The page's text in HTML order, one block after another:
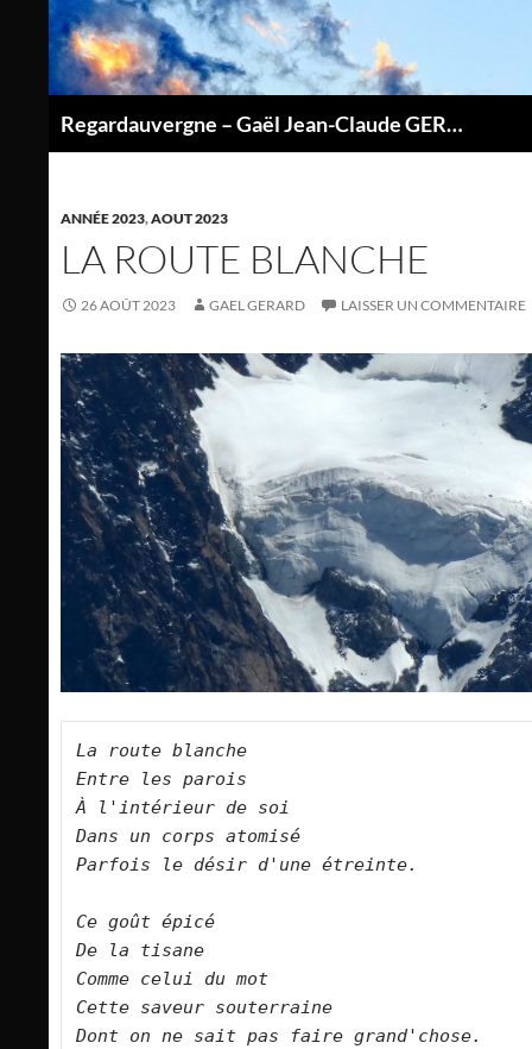
contenu
Regardauvergne – Gaël Jean-Claude GERARD
ANNÉE 2023,AOUT 2023
LA ROUTE BLANCHE
26 AOÛT 2023 GAEL GERARD LAISSER UN COMMENTAIRE
La route blanche
Entre les parois
À l'intérieur de soi
Dans un corps atomisé
Parfois le désir d'une étreinte.
Ce goût épicé
De la tisane
Comme celui du mot
Cette saveur souterraine
Dont on ne sait pas faire